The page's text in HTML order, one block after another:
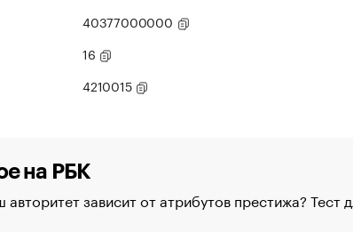
40377000000
16
4210015
на РБК
зависит от атрибутов престижа? Тест